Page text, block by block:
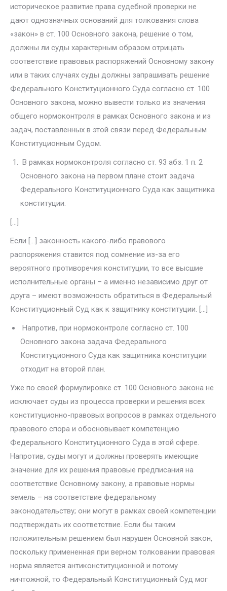
историческое развитие права судеб­ной проверки не
дают однозначных оснований для толкования слова
«закон» в ст. 100 Основного закона, решение о том,
должны ли суды характерным об­разом отрицать
соответствие правовых распоряжений Основному закону
или в таких случаях суды должны запрашивать решение
Федерального Консти­туционного Суда согласно ст. 100
Основного закона, можно вывести только из значения
общего нормоконтроля в рамках Основного закона и из
задач, поставленных в этой связи перед Федеральным
Конституционным Судом.
В рамках нормоконтроля согласно ст. 93 абз. 1 п. 2
Основного зако­на на первом плане стоит задача
Федерального Конституционного Суда как защитника
конституции.
[…]
Если […] законность какого-либо правового
распоряжения ставится под сомнение из-за его
вероятного противоречия конституции, то все высшие
исполнительные органы – а именно независимо друг от
дру­га – имеют возможность обратиться в Федеральный
Конституционный Суд как к защитнику конституции. […]
Напротив, при нормоконтроле согласно ст. 100
Основного закона задача Федерального
Конституционного Суда как защитника конститу­ции
отходит на второй план.
Уже по своей формулировке ст. 100 Основного закона не
исключает суды из процесса проверки и решения всех
конституционно-правовых вопросов в рамках отдельного
правового спора и обосновывает компе­тенцию
Федерального Конституционного Суда в этой сфере.
Напротив, суды могут и должны проверять имеющие
значение для их решения пра­вовые предписания на
соответствие Основному закону, а правовые нор­мы
земель – на соответствие федеральному
законодательству; они могут в рамках своей компетенции
подтверждать их соответствие. Если бы та­ким
положительным решением был нарушен Основной закон,
поскольку примененная при верном толковании правовая
норма является антикон­ституционной и потому
ничтожной, то Федеральный Конституционный Суд мог